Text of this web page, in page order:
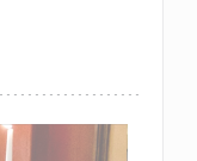
UNA NUEVA